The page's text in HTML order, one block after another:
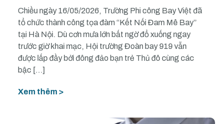
Chiều ngày 16/05/2026, Trường Phi công Bay Việt đã
tổ chức thành công tọa đàm “Kết Nối Đam Mê Bay”
tại Hà Nội. Dù cơn mưa lớn bất ngờ đổ xuống ngay
trước giờ khai mạc, Hội trường Đoàn bay 919 vẫn
được lấp đầy bởi đông đảo bạn trẻ Thủ đô cùng các
bậc […]
Xem thêm >